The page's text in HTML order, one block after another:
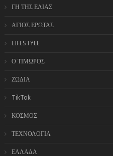
ΓΗ ΤΗΣ ΕΛΙΑΣ
ΑΓΙΟΣ ΕΡΩΤΑΣ
LIFESTYLE
Ο ΤΙΜΩΡΟΣ
ΖΩΔΙΑ
TikTok
ΚΟΣΜΟΣ
ΤΕΧΝΟΛΟΓΙΑ
ΕΛΛΑΔΑ